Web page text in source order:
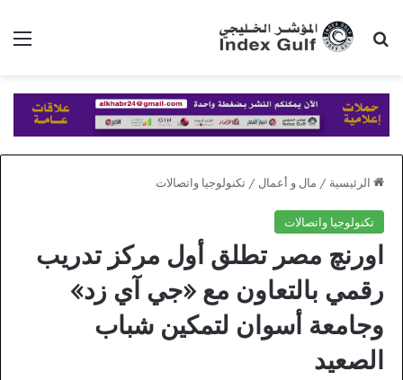
بحث عن
الرئيسية / مال و أعمال / تكنولوجيا واتصالات
تكنولوجيا واتصالات
اورنچ مصر تطلق أول مركز تدريب
رقمي بالتعاون مع «جي آي زد»
وجامعة أسوان لتمكين شباب
الصعيد